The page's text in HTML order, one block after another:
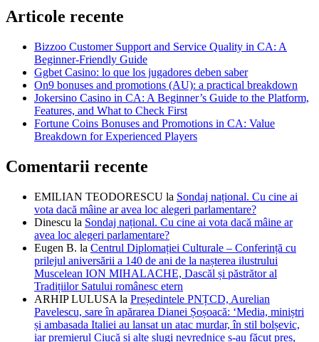
Articole recente
Bizzoo Customer Support and Service Quality in CA: A
Beginner-Friendly Guide
Ggbet Casino: lo que los jugadores deben saber
On9 bonuses and promotions (AU): a practical breakdown
Jokersino Casino in CA: A Beginner’s Guide to the Platform,
Features, and What to Check First
Fortune Coins Bonuses and Promotions in CA: Value
Breakdown for Experienced Players
Comentarii recente
EMILIAN TEODORESCU la Sondaj național. Cu cine ai
vota dacă mâine ar avea loc alegeri parlamentare?
Dinescu la Sondaj național. Cu cine ai vota dacă mâine ar
avea loc alegeri parlamentare?
Eugen B. la Centrul Diplomației Culturale – Conferință cu
prilejul aniversării a 140 de ani de la nașterea ilustrului
Muscelean ION MIHALACHE, Dascăl și păstrător al
Tradițiilor Satului românesc etern
ARHIP LULUSA la Președintele PNȚCD, Aurelian
Pavelescu, sare în apărarea Dianei Șoșoacă: ‘Media, miniștri
și ambasada Italiei au lansat un atac murdar, în stil bolșevic,
iar premierul Ciucă și alte slugi nevrednice s-au făcut preș,